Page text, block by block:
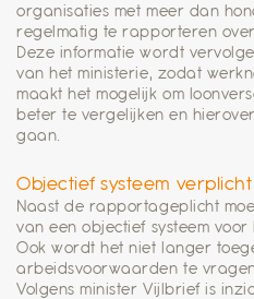
organisaties met meer dan
regelmatig te rapporteren
Deze informatie wordt
van het ministerie, zodat
maakt het mogelijk om
beter te vergelijken en
gaan.
Objectief systeem verplicht
Naast de rapportageplicht
van een objectief systeem
Ook wordt het niet langer
arbeidsvoorwaarden te
Volgens minister Vijlbrief is